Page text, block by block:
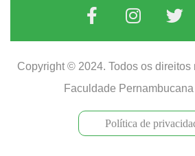
Copyright © 2024. Todos os direitos
Faculdade
Política de